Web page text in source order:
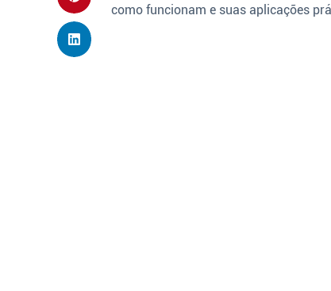
como funcionam e suas aplicações